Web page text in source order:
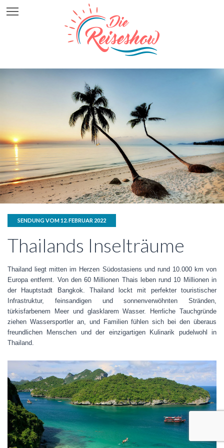
SENDUNG VOM 12. FEBRUAR 2022
Thailands Inselträume
Thailand liegt mitten im Herzen Südostasiens und rund 10.000 km von
Europa entfernt. Von den 60 Millionen Thais leben rund 10 Millionen in
der Hauptstadt Bangkok. Thailand lockt mit perfekter touristischer
Infrastruktur, feinsandigen und sonnenverwöhnten Stränden,
türkisfarbenem Meer und glasklarem Wasser. Herrliche Tauchgründe
ziehen Wassersportler an, und Familien fühlen sich bei den überaus
freundlichen Menschen und der einzigartigen Kulinarik pudelwohl in
Thailand.